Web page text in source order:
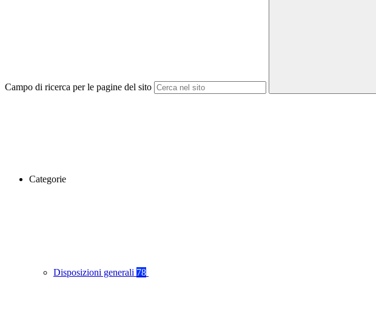
Campo di ricerca per le pagine del sito
Categorie
Disposizioni generali 78